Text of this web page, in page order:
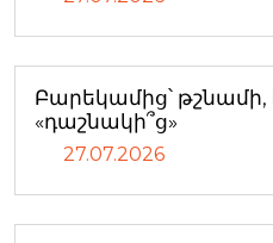
Բարեկամից՝
«դաշնակի՞ց»
27.07.2026